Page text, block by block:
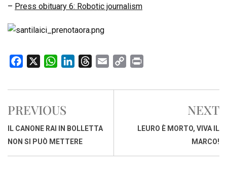
– Press obituary 6: Robotic journalism
c
b
o
o
W
a
s
A
p
n
d
I
r
d
a
p
i
PREVIOUS
IL CANONE RAI IN BOLLETTA
NON SI PUÒ METTERE
NEXT
LEURO È MORTO, VIVA IL
MARCO!